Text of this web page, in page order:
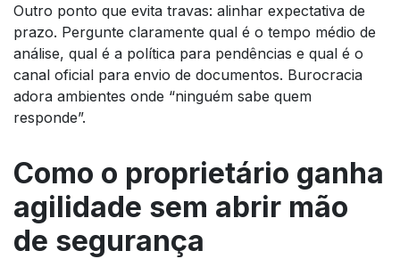
Outro ponto que evita travas: alinhar expectativa de
prazo. Pergunte claramente qual é o tempo médio de
análise, qual é a política para pendências e qual é o
canal oficial para envio de documentos. Burocracia
adora ambientes onde “ninguém sabe quem
responde”.
Como o proprietário ganha
agilidade sem abrir mão
de segurança